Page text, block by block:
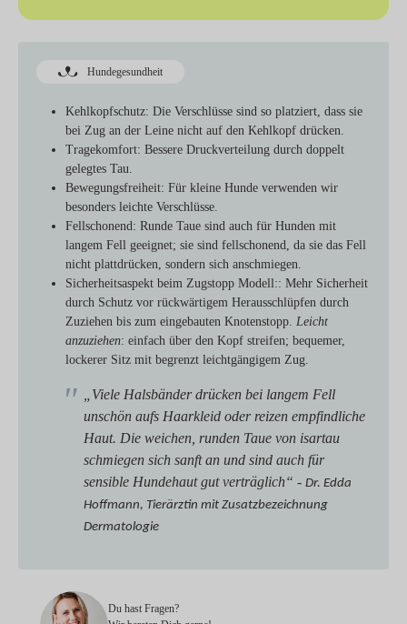
Hundegesundheit
Kehlkopfschutz: Die Verschlüsse sind so platziert, dass sie
bei Zug an der Leine nicht auf den Kehlkopf drücken.
Tragekomfort: Bessere Druckverteilung durch doppelt
gelegtes Tau.
Bewegungsfreiheit: Für kleine Hunde verwenden wir
besonders leichte Verschlüsse.
Fellschonend: Runde Taue sind auch für Hunden mit
langem Fell geeignet; sie sind fellschonend, da sie das Fell
nicht plattdrücken, sondern sich anschmiegen.
Sicherheitsaspekt beim Zugstopp Modell:: Mehr Sicherheit
durch Schutz vor rückwärtigem Herausschlüpfen durch
Zuziehen bis zum eingebauten Knotenstopp. Leicht
anzuziehen: einfach über den Kopf streifen; bequemer,
lockerer Sitz mit begrenzt leichtgängigem Zug.
„Viele Halsbänder drücken bei langem Fell
unschön aufs Haarkleid oder reizen empfindliche
Haut. Die weichen, runden Taue von isartau
schmiegen sich sanft an und sind auch für
sensible Hundehaut gut verträglich“ - Dr. Edda
Hoffmann, Tierärztin mit Zusatzbezeichnung
Dermatologie
Du hast Fragen?